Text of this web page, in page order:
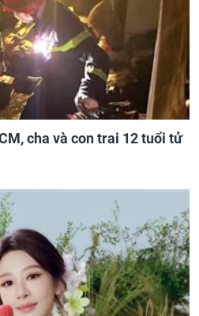
cha và con trai 12 tuổi tử